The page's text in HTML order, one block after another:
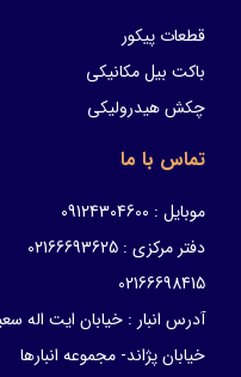
قطعات پیکور
باکت بیل مکانیکی
چکش هیدرولیکی
تماس با ما
موبایل : 09124304600
دفتر مرکزی : 02166693625
02166698415
آدرس انبار : خیابان ایت اله
خیابان پژاند- مجموعه انبارها